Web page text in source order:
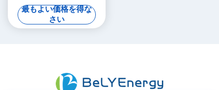
新しいグレードA セル 長い
サイクルの寿命
最もよい価格を得な
さい